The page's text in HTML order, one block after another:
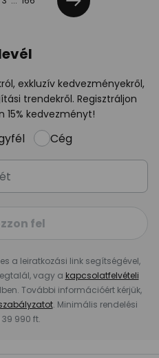
Következő
exkluzív kedvezményekről,
trendekről. Regisztráljon
15% kedvezményt!
Cég
fel
a leiratkozási link segítségével,
vagy a kapcsolatfelvételi
További információért kérjük,
. Minimális rendelési
990 ft.